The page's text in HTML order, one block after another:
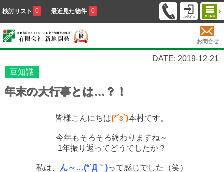
検討リスト 0 最近見た物件 0
お問合せ
DATE: 2019-12-21
豆知識
年末の大行事とは…？！
皆様こんにちは(*´з`)本村です。
今年もそろそろ終わりますね～
1年振り返ってどうでしたか？
私は、 ん～…(*´Д｀)って感じでした（笑）